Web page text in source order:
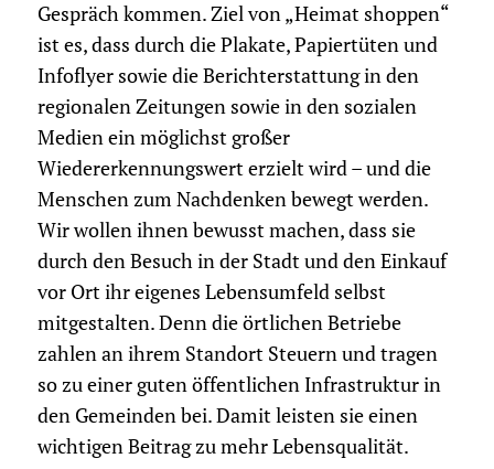
Gespräch kommen. Ziel von „Heimat shoppen“
ist es, dass durch die Plakate, Papiertüten und
Infoflyer sowie die Berichterstattung in den
regionalen Zeitungen sowie in den sozialen
Medien ein möglichst großer
Wiedererkennungswert erzielt wird – und die
Menschen zum Nachdenken bewegt werden.
Wir wollen ihnen bewusst machen, dass sie
durch den Besuch in der Stadt und den Einkauf
vor Ort ihr eigenes Lebensumfeld selbst
mitgestalten. Denn die örtlichen Betriebe
zahlen an ihrem Standort Steuern und tragen
so zu einer guten öffentlichen Infrastruktur in
den Gemeinden bei. Damit leisten sie einen
wichtigen Beitrag zu mehr Lebensqualität.